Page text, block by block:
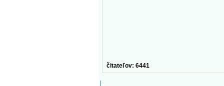
čitateľov: 6441